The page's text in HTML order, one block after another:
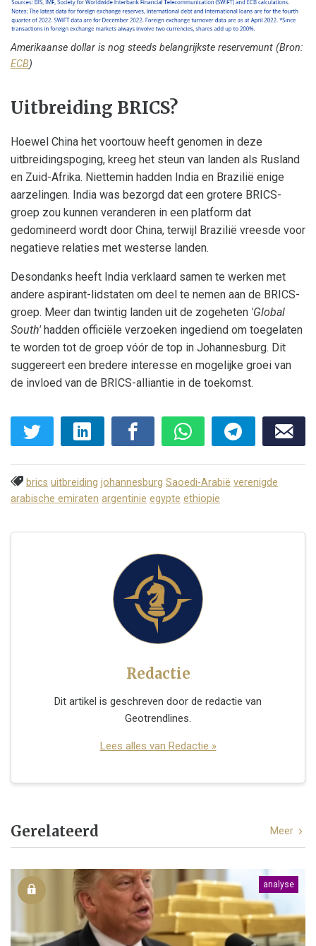
Amerikaanse dollar is nog steeds belangrijkste reservemunt (Bron:
ECB)
Uitbreiding BRICS?
Hoewel China het voortouw heeft genomen in deze
uitbreidingspoging, kreeg het steun van landen als Rusland
en Zuid-Afrika. Niettemin hadden India en Brazilië enige
aarzelingen. India was bezorgd dat een grotere BRICS-
groep zou kunnen veranderen in een platform dat
gedomineerd wordt door China, terwijl Brazilië vreesde voor
negatieve relaties met westerse landen.
Desondanks heeft India verklaard samen te werken met
andere aspirant-lidstaten om deel te nemen aan de BRICS-
groep. Meer dan twintig landen uit de zogeheten 'Global
South' hadden officiële verzoeken ingediend om toegelaten
te worden tot de groep vóór de top in Johannesburg. Dit
suggereert een bredere interesse en mogelijke groei van
de invloed van de BRICS-alliantie in de toekomst.
brics uitbreiding johannesburg Saoedi-Arabië verenigde
arabische emiraten argentinie egypte ethiopie
Redactie
Dit artikel is geschreven door de redactie van
Geotrendlines.
Lees alles van Redactie »
Gerelateerd Meer
analyse